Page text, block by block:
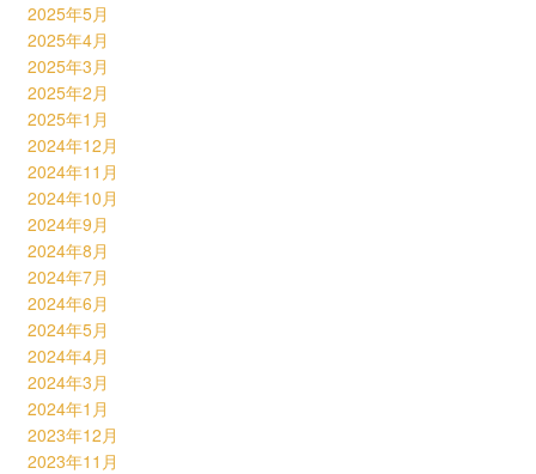
2025年5月
2025年4月
2025年3月
2025年2月
2025年1月
2024年12月
2024年11月
2024年10月
2024年9月
2024年8月
2024年7月
2024年6月
2024年5月
2024年4月
2024年3月
2024年1月
2023年12月
2023年11月